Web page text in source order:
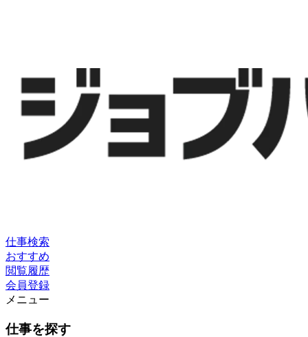
仕事検索
おすすめ
閲覧履歴
会員登録
メニュー
仕事を探す